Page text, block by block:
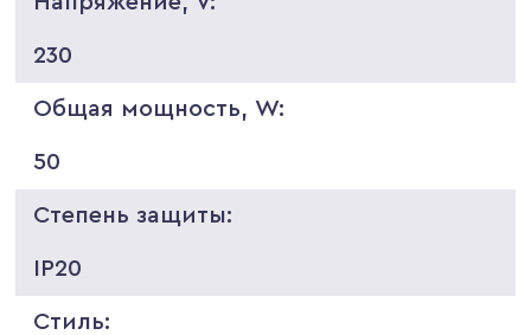
230
Общая мощность, W:
50
Степень защиты:
IP20
Стиль: